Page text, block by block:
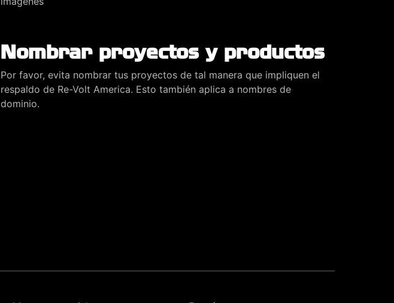
Nombrar proyectos y productos
Por favor, evita nombrar tus proyectos de tal manera que impliquen el
respaldo de Re-Volt America. Esto también aplica a nombres de
dominio.